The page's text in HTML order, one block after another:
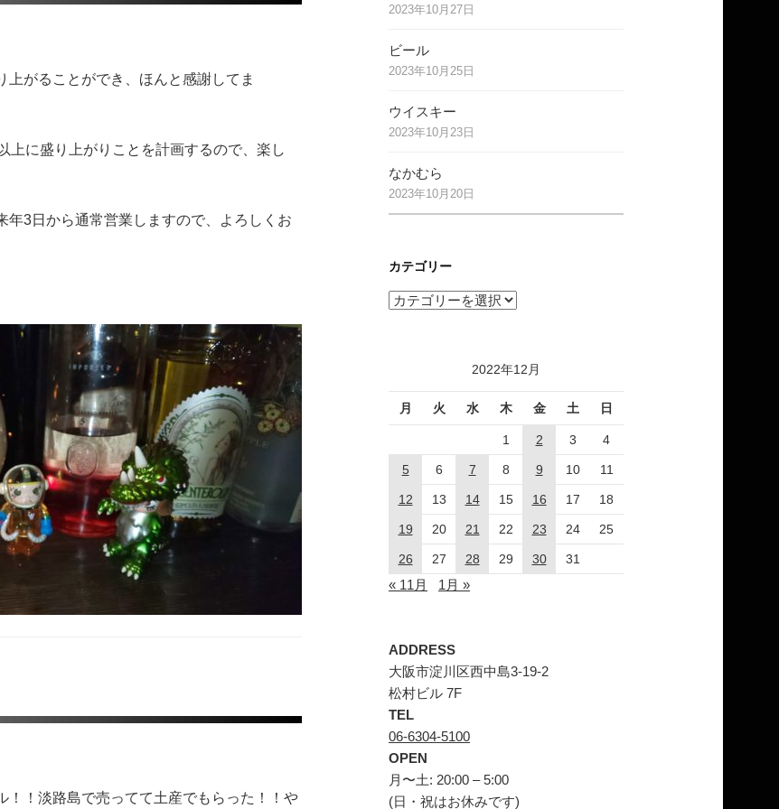
がることができ、ほんと感謝してま
上に盛り上がりことを計画するので、楽し
3日から通常営業しますので、よろしくお
！！淡路島で売ってて土産でもらった！！や
2023年10月27日
ビール
2023年10月25日
ウイスキー
2023年10月23日
なかむら
2023年10月20日
カテゴリー
カ
2022年12月
月 火 水 木 金 土 日
1 2 3 4
5 6 7 8 9 10 11
12 13 14 15 16 17 18
19 20 21 22 23 24 25
26 27 28 29 30 31
« 11月 1月 »
ADDRESS
大阪市淀川区西中島3-19-2
松村ビル 7F
TEL
06-6304-5100
OPEN
月〜土: 20:00 – 5:00
(日・祝はお休みです)